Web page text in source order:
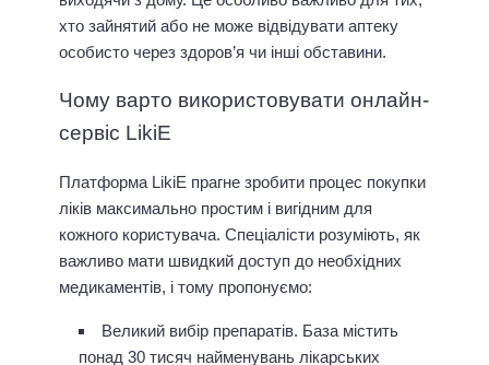
хто зайнятий або не може відвідувати аптеку
особисто через здоров’я чи інші обставини.
Чому варто використовувати онлайн-
сервіс LikiE
Платформа LikiE прагне зробити процес покупки
ліків максимально простим і вигідним для
кожного користувача. Спеціалісти розуміють, як
важливо мати швидкий доступ до необхідних
медикаментів, і тому пропонуємо:
Великий вибір препаратів. База містить
понад 30 тисяч найменувань лікарських